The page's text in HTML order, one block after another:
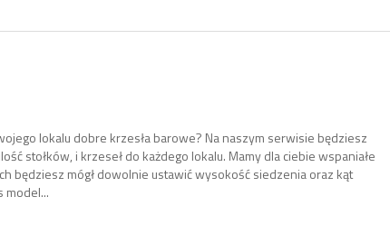
lokalu dobre krzesła barowe? Na naszym serwisie będziesz
stołków, i krzeseł do każdego lokalu. Mamy dla ciebie wspaniałe
będziesz mógł dowolnie ustawić wysokość siedzenia oraz kąt
model...